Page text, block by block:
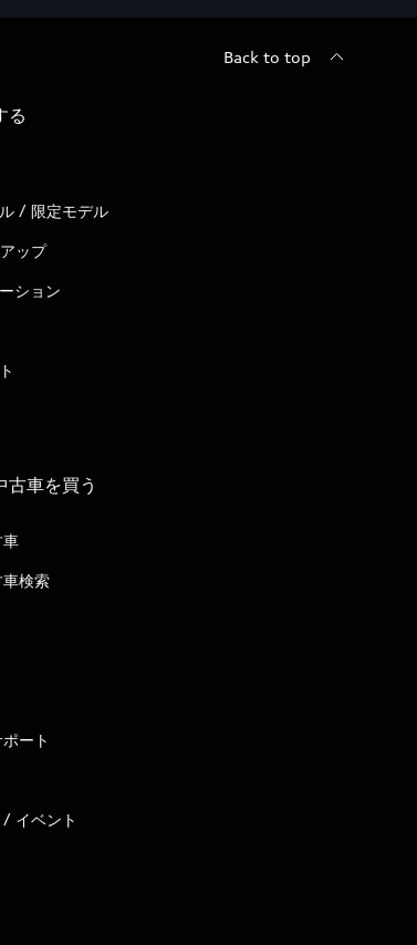
Back to top
る
/ 限定モデル
ップ
ション
車を買う
検索
ート
イベント